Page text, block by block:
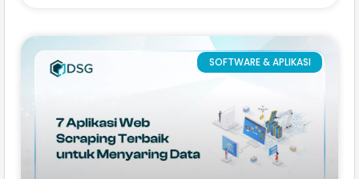
SOFTWARE & APLIKASI